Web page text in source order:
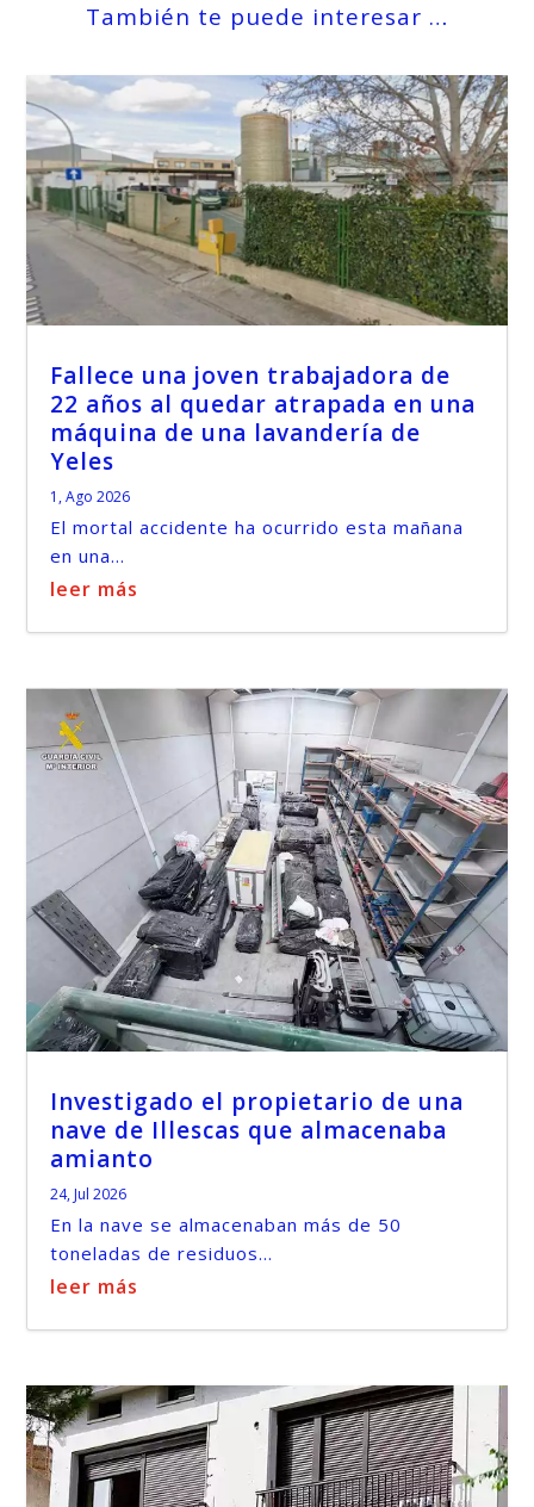
También te puede interesar …
Fallece una joven trabajadora de
22 años al quedar atrapada en una
máquina de una lavandería de
Yeles
1, Ago 2026
El mortal accidente ha ocurrido esta mañana
en una...
leer más
Investigado el propietario de una
nave de Illescas que almacenaba
amianto
24, Jul 2026
En la nave se almacenaban más de 50
toneladas de residuos...
leer más